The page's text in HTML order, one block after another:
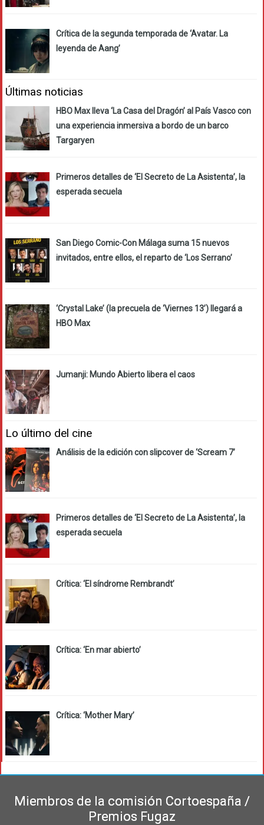
Crítica de la segunda temporada de ‘Avatar. La
leyenda de Aang’
Últimas noticias
HBO Max lleva ‘La Casa del Dragón’ al País Vasco con
una experiencia inmersiva a bordo de un barco
Targaryen
Primeros detalles de ‘El Secreto de La Asistenta’, la
esperada secuela
San Diego Comic-Con Málaga suma 15 nuevos
invitados, entre ellos, el reparto de ‘Los Serrano’
‘Crystal Lake’ (la precuela de ‘Viernes 13’) llegará a
HBO Max
Jumanji: Mundo Abierto libera el caos
Lo último del cine
Análisis de la edición con slipcover de ‘Scream 7’
Primeros detalles de ‘El Secreto de La Asistenta’, la
esperada secuela
Crítica: ‘El síndrome Rembrandt’
Crítica: ‘En mar abierto’
Crítica: ‘Mother Mary’
Miembros de la comisión Cortoespaña /
Premios Fugaz